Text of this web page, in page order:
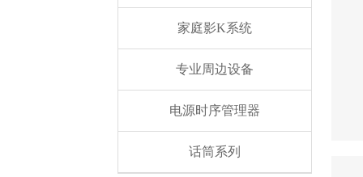
家庭影K系统
专业周边设备
电源时序管理器
话筒系列